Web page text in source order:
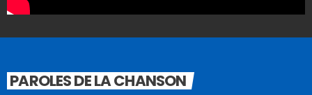
PAROLES DE LA CHANSON